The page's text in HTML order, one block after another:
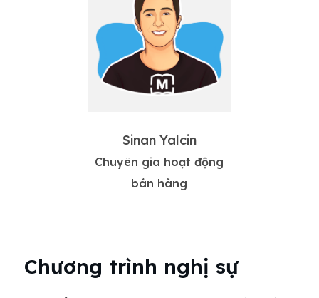
Sinan Yalcin
Chuyên gia hoạt động
bán hàng
Chương trình nghị sự